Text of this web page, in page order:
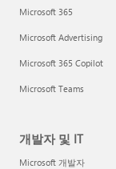
Microsoft 365
Microsoft Advertising
Microsoft 365 Copilot
Microsoft Teams
개발자 및 IT
Microsoft 개발자